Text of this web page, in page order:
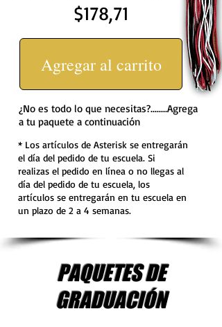
$178,71
Agregar al carrito
¿No es todo lo que necesitas?........Agrega
a tu paquete a continuación
* Los artículos de Asterisk se entregarán
el día del pedido de tu escuela. Si
realizas el pedido en línea o no llegas al
día del pedido de tu escuela, los
artículos se entregarán en tu escuela en
un plazo de 2 a 4 semanas.
PAQUETES DE
GRADUACIÓN